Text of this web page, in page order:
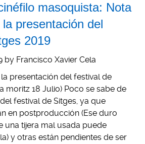
masoquista: Nota
presentación del
2019
by Francisco Xavier Cela
presentación del festival de
moritz 18 Julio) Poco se sabe de
festival de Sitges, ya que
en postproducción (Ese duro
una tijera mal usada puede
y otras están pendientes de ser